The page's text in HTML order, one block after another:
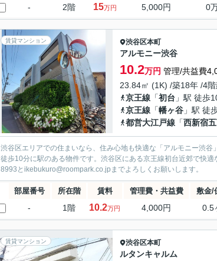
- 2階 15万円 5,000円 0
賃貸マンション 渋谷区本町
アルモニー渋谷
10.2万円 管理/共益費
23.84㎡ (1K) /築18年 /4階
京王線 「初台 」駅 徒歩
京王線 「幡ヶ谷 」駅 徒
都営大江戸線 「西新宿五
渋谷区エリアでの住まいなら、住み心地も快適な「アルモニー渋
徒歩10分に駅のある物件です。渋谷区にある京王線初台近郊で快
8993とikebukuro@roompark.co.jpまでよろしくお願いします。
部屋番号 所在階 賃料 管理費・共益費 敷金/
- 1階 10.2万円 4,000円 0.5
賃貸マンション 渋谷区本町
ルタンキャルム